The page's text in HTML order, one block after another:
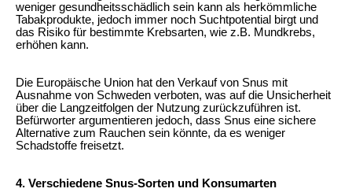
weniger gesundheitsschädlich sein kann als herkömmliche
Tabakprodukte, jedoch immer noch Suchtpotential birgt und
das Risiko für bestimmte Krebsarten, wie z.B. Mundkrebs,
erhöhen kann.
Die Europäische Union hat den Verkauf von Snus mit
Ausnahme von Schweden verboten, was auf die Unsicherheit
über die Langzeitfolgen der Nutzung zurückzuführen ist.
Befürworter argumentieren jedoch, dass Snus eine sichere
Alternative zum Rauchen sein könnte, da es weniger
Schadstoffe freisetzt.
4. Verschiedene Snus-Sorten und Konsumarten